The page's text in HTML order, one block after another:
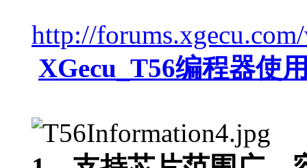
http://
XGecu_T56编程器使